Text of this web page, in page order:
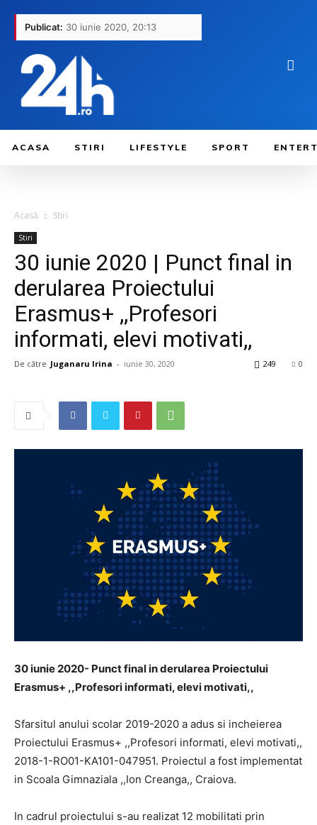
Publicat: 30 iunie 2020, 20:13
ACASA STIRI LIFESTYLE SPORT
Acasă Stiri
Stiri
30 iunie 2020 | Punct final in
derularea Proiectului
Erasmus+ ,,Profesori
informati, elevi motivati,,
De către Juganaru Irina - iunie 30, 2020 0
249
30 iunie 2020- Punct final in derularea Proiectului
Erasmus+ ,,Profesori informati, elevi motivati,,
Sfarsitul anului scolar 2019-2020 a adus si incheierea
Proiectului Erasmus+ ,,Profesori informati, elevi motivati,,
2018-1-RO01-KA101-047951. Proiectul a fost implementat
in Scoala Gimnaziala ,,Ion Creanga,, Craiova.
In cadrul proiectului s-au realizat 12 mobilitati prin